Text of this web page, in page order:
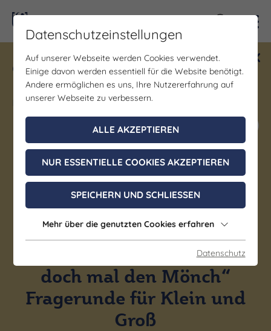
Gewinne ein Blind Date mit Saale-
Unstrut! Teilnahme vom 1.7. - 18.12.
möglich.
Jetzt mitmachen
Belebtes Kloster Ora et
labora –
Benediktinermönche im
Kloster Memleben, „Frag
doch mal den Mönch“
Fragerunde für Klein und
Groß
Datenschutzeinstellungen
Auf unserer Webseite werden Cookies verwendet.
Einige davon werden essentiell für die Website benötigt.
Andere ermöglichen es uns, Ihre Nutzererfahrung auf
unserer Webseite zu verbessern.
ALLE AKZEPTIEREN
NUR ESSENTIELLE COOKIES AKZEPTIEREN
SPEICHERN UND SCHLIESSEN
Mehr über die genutzten Cookies erfahren
Datenschutz